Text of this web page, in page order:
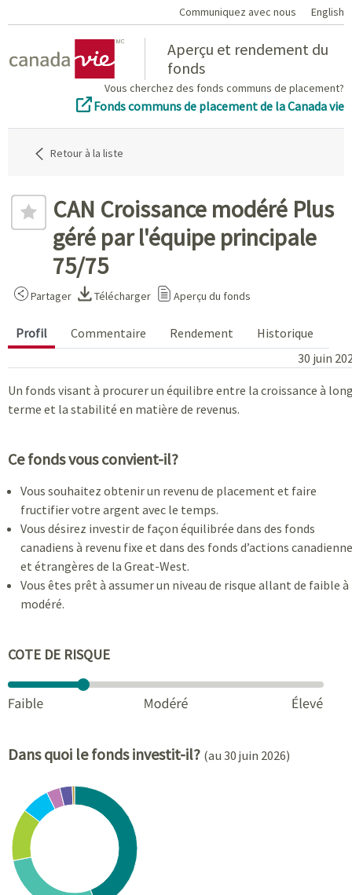
Communiquez avec nous English
Aperçu et rendement du
fonds
Vous cherchez des fonds communs de placement?
Fonds communs de placement de la Canada vie
Retour à la liste
CAN Croissance modéré Plus
géré par l'équipe principale
75/75
Partager Télécharger Aperçu du fonds
Profil Commentaire Rendement
Historique
30 juin
Un fonds visant à procurer un équilibre entre la croissance à
terme et la stabilité en matière de revenus.
Ce fonds vous convient-il?
Vous souhaitez obtenir un revenu de placement et faire
fructifier votre argent avec le temps.
Vous désirez investir de façon équilibrée dans des fonds
canadiens à revenu fixe et dans des fonds d’actions
et étrangères de la Great-West.
Vous êtes prêt à assumer un niveau de risque allant de faible à
modéré.
COTE DE RISQUE
Dans quoi le fonds investit-il? (au 30 juin 2026)
Chart
Pie chart with 8 slices.
View as data table, Chart